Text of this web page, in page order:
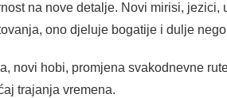
na nove detalje. Novi mirisi,
ono djeluje bogatije i dulje
novi hobi, promjena svakodnevne
trajanja vremena.